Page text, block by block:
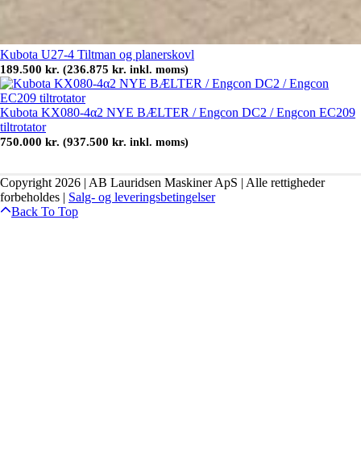
Kubota U27-4 Tiltman og planerskovl
189.500 kr. (236.875 kr. inkl. moms)
Kubota KX080-4α2 NYE BÆLTER / Engcon DC2 / Engcon EC209
tiltrotator
750.000 kr. (937.500 kr. inkl. moms)
Copyright 2026 | AB Lauridsen Maskiner ApS | Alle rettigheder
forbeholdes | Salg- og leveringsbetingelser
Back To Top